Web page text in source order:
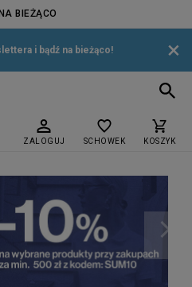
BIEŻĄCO
i bądź na bieżąco! ×
ZALOGUJ SCHOWEK KOSZYK